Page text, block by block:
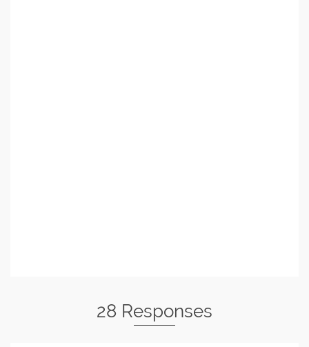
28 Responses